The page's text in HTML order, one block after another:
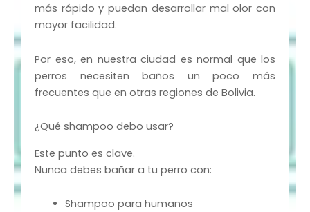
más rápido y puedan desarrollar mal olor con
mayor facilidad.
Por eso, en nuestra ciudad es normal que los
perros necesiten baños un poco más
frecuentes que en otras regiones de Bolivia.
¿Qué shampoo debo usar?
Este punto es clave.
Nunca debes bañar a tu perro con:
Shampoo para humanos